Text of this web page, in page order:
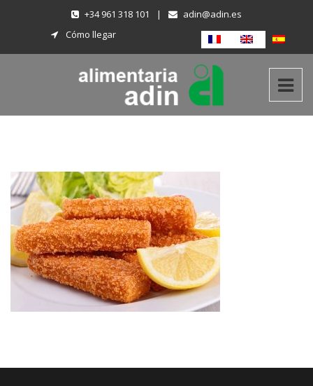
+34 961 318 101 |
adin@adin.es
Cómo llegar